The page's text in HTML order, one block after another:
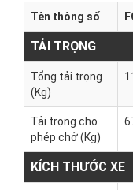
Tên thông số
TẢI TRỌNG
Tổng tải trọng
(Kg)
Tải trọng cho
phép chở (Kg)
KÍCH THƯỚC XE